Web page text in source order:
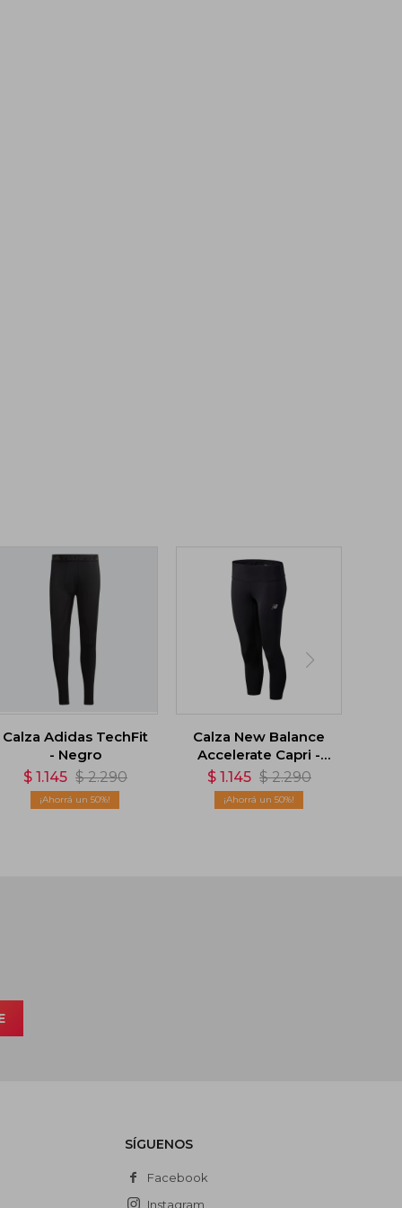
Calza Adidas TechFit
- Negro
$ 1.145 $ 2.290
50
Calza New Balance
Accelerate Capri -
Negro
$ 1.145 $ 2.290
50
SÍGUENOS
Facebook
Instagram